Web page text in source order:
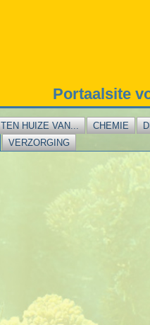
Portaalsite
TEN HUIZE VAN... CHEMIE
VERZORGING